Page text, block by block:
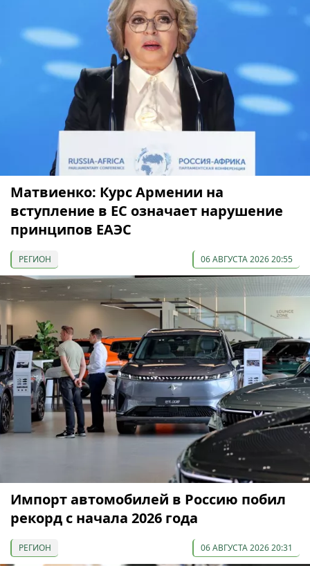
Матвиенко: Курс Армении на
вступление в ЕС означает нарушение
принципов ЕАЭС
РЕГИОН 06 АВГУСТА 2026 20:55
Импорт автомобилей в Россию побил
рекорд с начала 2026 года
РЕГИОН 06 АВГУСТА 2026 20:31